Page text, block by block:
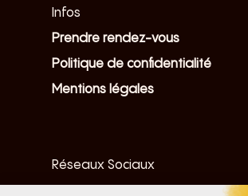
Infos
Prendre rendez-vous
Politique de confidentialité
Mentions légales
Réseaux Sociaux